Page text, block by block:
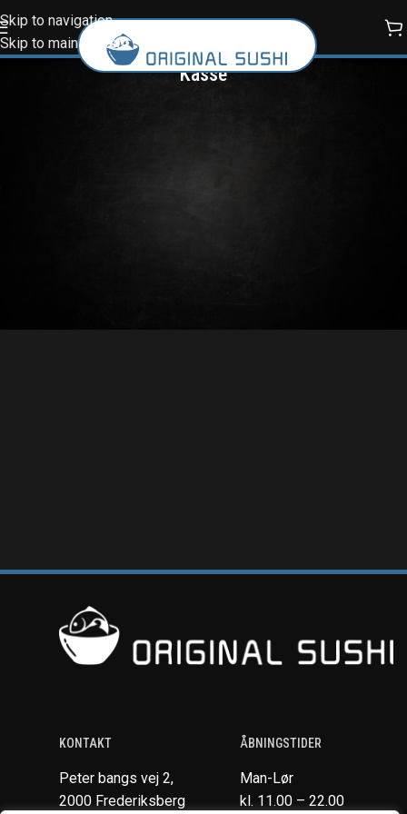
Skip to navigation
Skip to main content
Kasse
KONTAKT
Peter bangs vej 2,
2000 Frederiksberg
ÅBNINGSTIDER
Man-Lør
kl. 11.00 – 22.00